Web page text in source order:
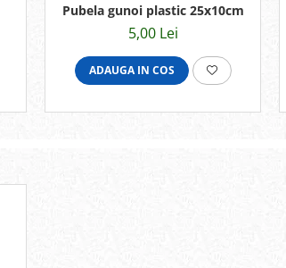
Pubela gunoi plastic 25x10cm
5,00 Lei
ADAUGA IN COS